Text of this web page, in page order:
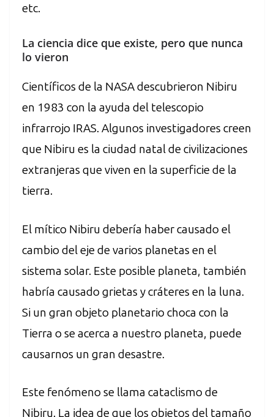
etc.
La ciencia dice que existe, pero que nunca
lo vieron
Científicos de la NASA descubrieron Nibiru
en 1983 con la ayuda del telescopio
infrarrojo IRAS. Algunos investigadores creen
que Nibiru es la ciudad natal de civilizaciones
extranjeras que viven en la superficie de la
tierra.
El mítico Nibiru debería haber causado el
cambio del eje de varios planetas en el
sistema solar. Este posible planeta, también
habría causado grietas y cráteres en la luna.
Si un gran objeto planetario choca con la
Tierra o se acerca a nuestro planeta, puede
causarnos un gran desastre.
Este fenómeno se llama cataclismo de
Nibiru. La idea de que los objetos del tamaño